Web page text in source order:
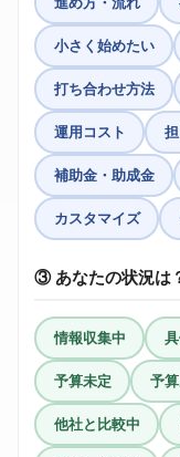
小さく始めたい
打ち合わせ方法
運用コスト
補助金・助成金
カスタマイズ
③ あなたの状況は
情報収集中
予算未定 予
他社と比較中